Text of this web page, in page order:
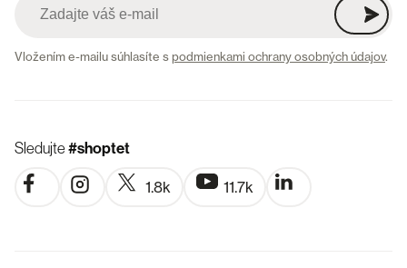
Vložením e-mailu súhlasíte spodmienkami ochrany osobných údajov.
Sledujte#shoptet
1.8k 11.7k